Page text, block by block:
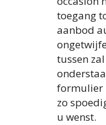
toegang
aanbod
tussen
formulier
zo
u wenst.